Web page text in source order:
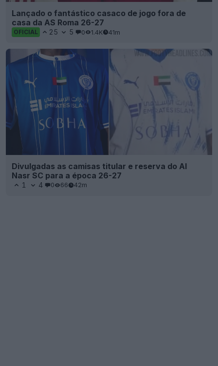
Lançado o fantástico casaco de jogo fora de
casa da AS Roma 26-27
OFICIAL 25 5 0 1.4K 41m
Divulgadas as camisas titular e reserva do Al
Nasr SC para a época 26-27
1 4 0 66 42m